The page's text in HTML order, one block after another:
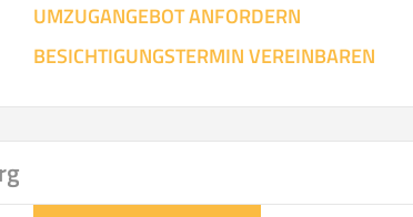
UMZUGANGEBOT ANFORDERN
BESICHTIGUNGSTERMIN VEREINBAREN